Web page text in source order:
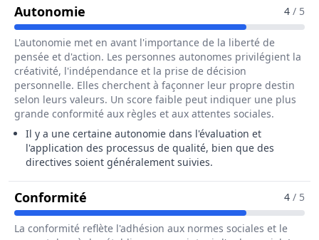
Autonomie Pour Le Métier De Assureur / 4 / 5
L'autonomie met en avant l'importance de la liberté de
pensée et d'action. Les personnes autonomes privilégient la
créativité, l'indépendance et la prise de décision
personnelle. Elles cherchent à façonner leur propre destin
selon leurs valeurs. Un score faible peut indiquer une plus
grande conformité aux règles et aux attentes sociales.
Il y a une certaine autonomie dans l'évaluation et
l'application des processus de qualité, bien que des
directives soient généralement suivies.
Conformité Pour Le Métier De Assureur / 4 / 5
La conformité reflète l'adhésion aux normes sociales et le